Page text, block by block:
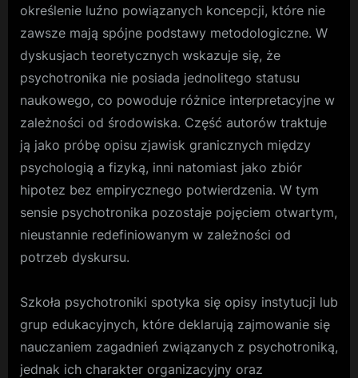
określenie luźno powiązanych koncepcji, które nie
zawsze mają spójne podstawy metodologiczne. W
dyskusjach teoretycznych wskazuje się, że
psychotronika nie posiada jednolitego statusu
naukowego, co powoduje różnice interpretacyjne w
zależności od środowiska. Część autorów traktuje
ją jako próbę opisu zjawisk granicznych między
psychologią a fizyką, inni natomiast jako zbiór
hipotez bez empirycznego potwierdzenia. W tym
sensie psychotronika pozostaje pojęciem otwartym,
nieustannie redefiniowanym w zależności od
potrzeb dyskursu.
Szkoła psychotroniki spotyka się opisy instytucji lub
grup edukacyjnych, które deklarują zajmowanie się
nauczaniem zagadnień związanych z psychotroniką,
jednak ich charakter organizacyjny oraz